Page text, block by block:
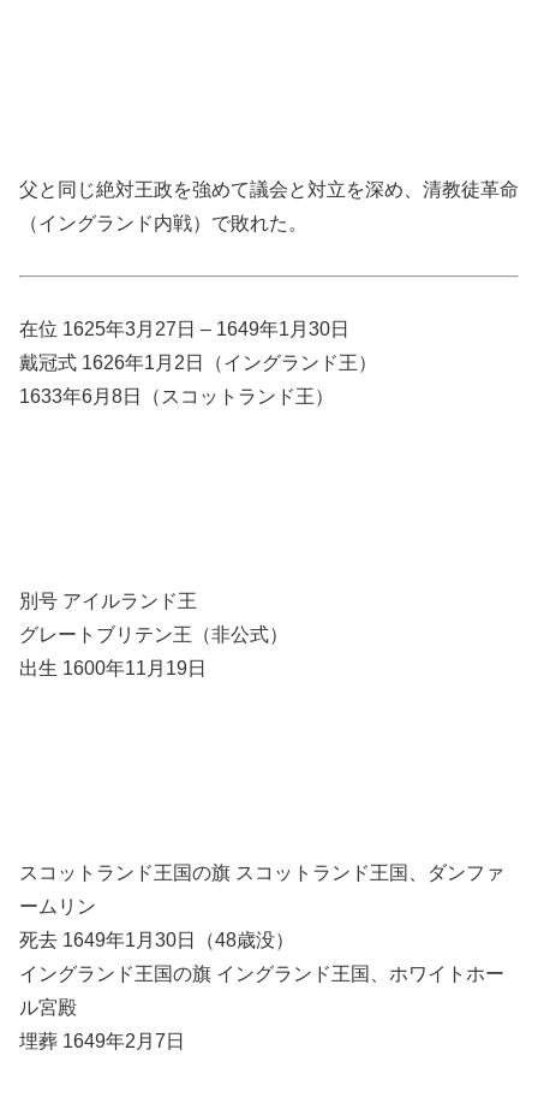
父と同じ絶対王政を強めて議会と対立を深め、清教徒革命
（イングランド内戦）で敗れた。
在位 1625年3月27日 – 1649年1月30日
戴冠式 1626年1月2日（イングランド王）
1633年6月8日（スコットランド王）
別号 アイルランド王
グレートブリテン王（非公式）
出生 1600年11月19日
スコットランド王国の旗 スコットランド王国、ダンファ
ームリン
死去 1649年1月30日（48歳没）
イングランド王国の旗 イングランド王国、ホワイトホー
ル宮殿
埋葬 1649年2月7日